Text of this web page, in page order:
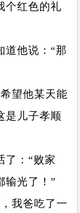
个红色的礼
道他说：“那
望他某天能
是儿子孝顺
了：“败家
输光了！”
我爸吃了一